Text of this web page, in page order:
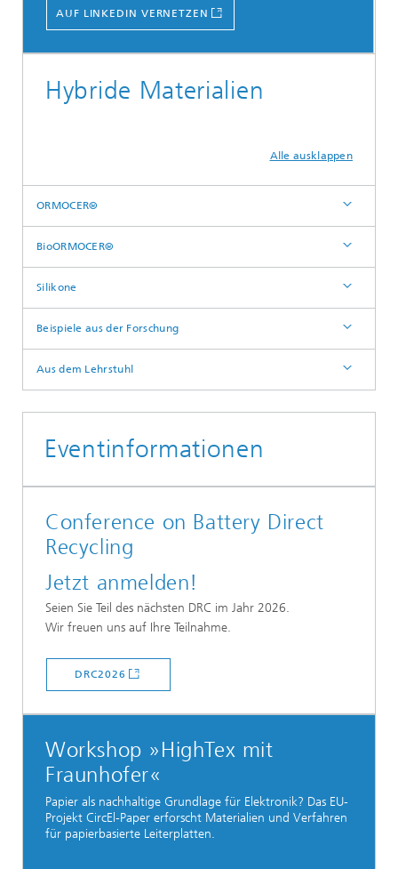
AUF LINKEDIN VERNETZEN
Hybride Materialien
Alle ausklappen
ORMOCER®
BioORMOCER®
Silikone
Beispiele aus der Forschung
Aus dem Lehrstuhl
Eventinformationen
Conference on Battery Direct
Recycling
Jetzt anmelden!
Seien Sie Teil des nächsten DRC im Jahr 2026.
Wir freuen uns auf Ihre Teilnahme.
DRC2026
Workshop »HighTex mit
Fraunhofer«
Papier als nachhaltige Grundlage für Elektronik? Das EU-
Projekt CircEl-Paper erforscht Materialien und Verfahren
für papierbasierte Leiterplatten.